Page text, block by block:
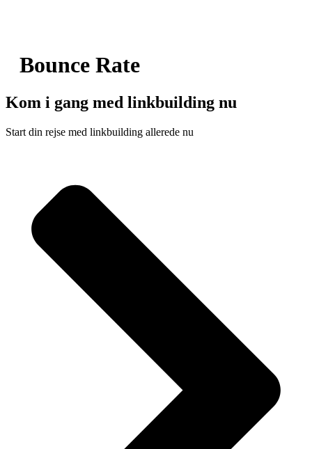
Bounce Rate
Kom i gang med linkbuilding nu
Start din rejse med linkbuilding allerede nu